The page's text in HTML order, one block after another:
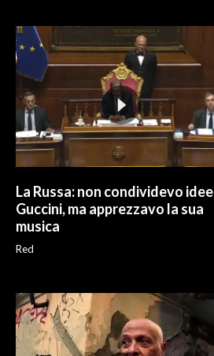
INFO AZIENDE
ABBONATI
ANNUNCI
NECROLOGI
PUBBLICITÀ
SPIAGGE
La Russa: non condividevo idee
Guccini, ma apprezzavo la sua
musica
Red